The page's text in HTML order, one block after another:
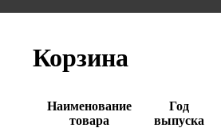
Корзина
Наименование
товара
Год
выпуска